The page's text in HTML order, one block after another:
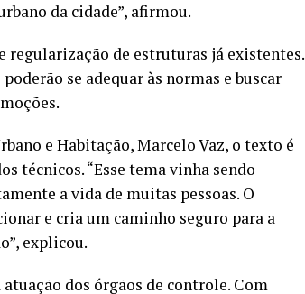
da cidade”, afirmou.
regularização de estruturas já existentes.
se adequar às normas e buscar
e Habitação, Marcelo Vaz, o texto é
técnicos. “Esse tema vinha sendo
a vida de muitas pessoas. O
e cria um caminho seguro para a
explicou.
dos órgãos de controle. Com